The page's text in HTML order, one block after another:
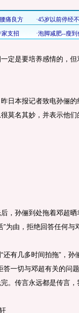
定是要培养感情的，
本报记者致电孙俪的
莫名其妙，并表示他
孙俪到处拖着邓超晒
”为由，拒绝回答任何与
有几多时间拍拖”，孙
答一切与邓超有关的问
。传言永远都是传言